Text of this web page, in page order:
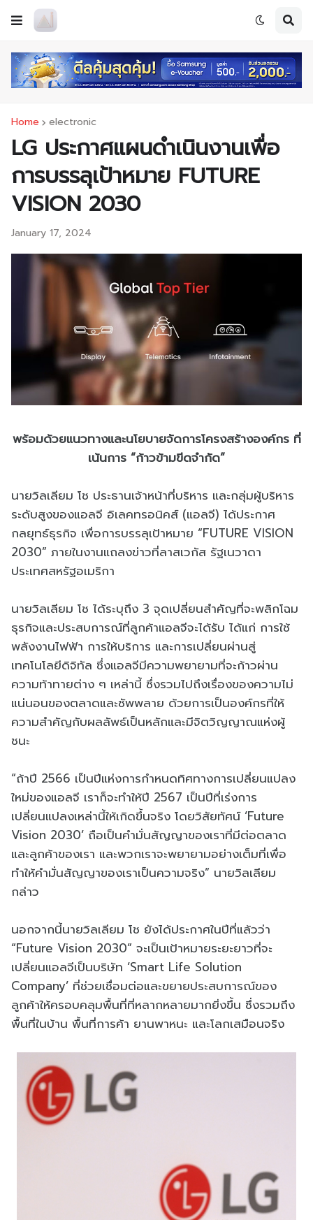
Home electronic
LG ประกาศแผนดำเนินงานเพื่อ
การบรรลุเป้าหมาย FUTURE
VISION 2030
January 17, 2024
พร้อมด้วยแนวทางและนโยบายจัดการโครงสร้างองค์กร ที่
เน้นการ “ก้าวข้ามขีดจำกัด”
นายวิลเลียม โช ประธานเจ้าหน้าที่บริหาร และกลุ่มผู้บริหาร
ระดับสูงของแอลจี อิเลคทรอนิคส์ (แอลจี) ได้ประกาศ
กลยุทธ์ธุรกิจ เพื่อการบรรลุเป้าหมาย “FUTURE VISION
2030” ภายในงานแถลงข่าวที่ลาสเวกัส รัฐเนวาดา
ประเทศสหรัฐอเมริกา
นายวิลเลียม โช ได้ระบุถึง 3 จุดเปลี่ยนสำคัญที่จะพลิกโฉม
ธุรกิจและประสบการณ์ที่ลูกค้าแอลจีจะได้รับ ได้แก่ การใช้
พลังงานไฟฟ้า การให้บริการ และการเปลี่ยนผ่านสู่
เทคโนโลยีดิจิทัล ซึ่งแอลจีมีความพยายามที่จะก้าวผ่าน
ความท้าทายต่าง ๆ เหล่านี้ ซึ่งรวมไปถึงเรื่องของความไม่
แน่นอนของตลาดและซัพพลาย ด้วยการเป็นองค์กรที่ให้
ความสำคัญกับผลลัพธ์เป็นหลักและมีจิตวิญญาณแห่งผู้
ชนะ
“ถ้าปี 2566 เป็นปีแห่งการกำหนดทิศทางการเปลี่ยนแปลง
ใหม่ของแอลจี เราก็จะทำให้ปี 2567 เป็นปีที่เร่งการ
เปลี่ยนแปลงเหล่านี้ให้เกิดขึ้นจริง โดยวิสัยทัศน์ ‘Future
Vision 2030’ ถือเป็นคำมั่นสัญญาของเราที่มีต่อตลาด
และลูกค้าของเรา และพวกเราจะพยายามอย่างเต็มที่เพื่อ
ทำให้คำมั่นสัญญาของเราเป็นความจริง” นายวิลเลียม
กล่าว
นอกจากนี้นายวิลเลียม โช ยังได้ประกาศในปีที่แล้วว่า
“Future Vision 2030” จะเป็นเป้าหมายระยะยาวที่จะ
เปลี่ยนแอลจีเป็นบริษัท ‘Smart Life Solution
Company’ ที่ช่วยเชื่อมต่อและขยายประสบการณ์ของ
ลูกค้าให้ครอบคลุมพื้นที่ที่หลากหลายมากยิ่งขึ้น ซึ่งรวมถึง
พื้นที่ในบ้าน พื้นที่การค้า ยานพาหนะ และโลกเสมือนจริง